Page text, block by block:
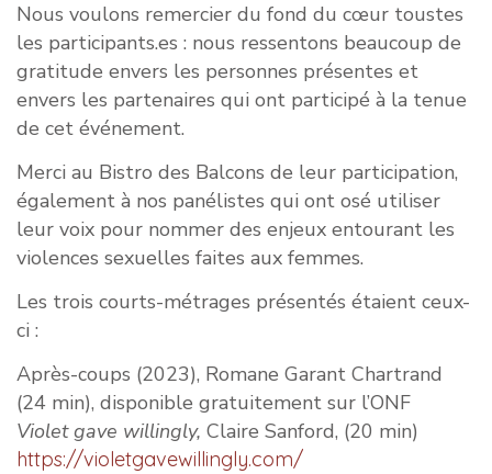
Nous voulons remercier du fond du cœur toustes
les participants.es : nous ressentons beaucoup de
gratitude envers les personnes présentes et
envers les partenaires qui ont participé à la tenue
de cet événement.
Merci au Bistro des Balcons de leur participation,
également à nos panélistes qui ont osé utiliser
leur voix pour nommer des enjeux entourant les
violences sexuelles faites aux femmes.
Les trois courts-métrages présentés étaient ceux-
ci :
Après-coups (2023), Romane Garant Chartrand
(24 min), disponible gratuitement sur l’ONF
Violet gave willingly, Claire Sanford, (20 min)
https://violetgavewillingly.com/